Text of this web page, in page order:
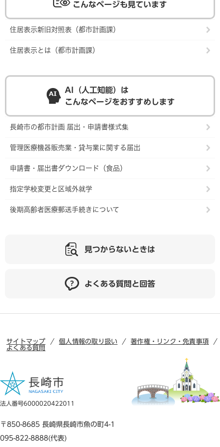
こんなページも見ています
住居表示新旧対照表（都市計画課）
住居表示とは（都市計画課）
AI（人工知能）は
こんなページをおすすめします
長崎市の都市計画 届出・申請書様式集
管理医療機器販売業・貸与業に関する届出
申請書・届出書ダウンロード（食品）
指定学校変更と区域外就学
後期高齢者医療郵送手続きについて
見つからないときは
よくある質問と回答
サイトマップ 個人情報の取り扱い
著作権・リンク・免責事項
よくある質問
法人番号6000020422011
〒850-8685 長崎県長崎市魚の町4-1
095-822-8888(代表)